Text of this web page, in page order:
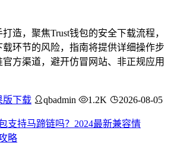
造，聚焦Trust钱包的安全下载流程，
环节的风险，指南将提供详细操作步
方渠道，避开仿冒网站、非正规应用
版下载 qbadmin 1.2K 2026-08-05